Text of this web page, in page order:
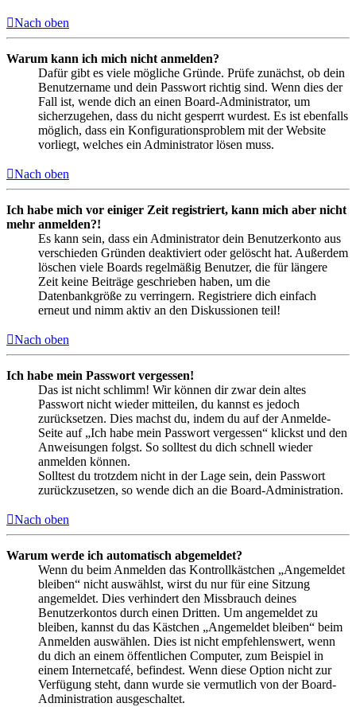
Nach oben
Warum kann ich mich nicht anmelden?
Dafür gibt es viele mögliche Gründe. Prüfe zunächst, ob dein
Benutzername und dein Passwort richtig sind. Wenn dies der
Fall ist, wende dich an einen Board-Administrator, um
sicherzugehen, dass du nicht gesperrt wurdest. Es ist ebenfalls
möglich, dass ein Konfigurationsproblem mit der Website
vorliegt, welches ein Administrator lösen muss.
Nach oben
Ich habe mich vor einiger Zeit registriert, kann mich aber nicht
mehr anmelden?!
Es kann sein, dass ein Administrator dein Benutzerkonto aus
verschieden Gründen deaktiviert oder gelöscht hat. Außerdem
löschen viele Boards regelmäßig Benutzer, die für längere
Zeit keine Beiträge geschrieben haben, um die
Datenbankgröße zu verringern. Registriere dich einfach
erneut und nimm aktiv an den Diskussionen teil!
Nach oben
Ich habe mein Passwort vergessen!
Das ist nicht schlimm! Wir können dir zwar dein altes
Passwort nicht wieder mitteilen, du kannst es jedoch
zurücksetzen. Dies machst du, indem du auf der Anmelde-
Seite auf „Ich habe mein Passwort vergessen“ klickst und den
Anweisungen folgst. So solltest du dich schnell wieder
anmelden können.
Solltest du trotzdem nicht in der Lage sein, dein Passwort
zurückzusetzen, so wende dich an die Board-Administration.
Nach oben
Warum werde ich automatisch abgemeldet?
Wenn du beim Anmelden das Kontrollkästchen „Angemeldet
bleiben“ nicht auswählst, wirst du nur für eine Sitzung
angemeldet. Dies verhindert den Missbrauch deines
Benutzerkontos durch einen Dritten. Um angemeldet zu
bleiben, kannst du das Kästchen „Angemeldet bleiben“ beim
Anmelden auswählen. Dies ist nicht empfehlenswert, wenn
du dich an einem öffentlichen Computer, zum Beispiel in
einem Internetcafé, befindest. Wenn diese Option nicht zur
Verfügung steht, dann wurde sie vermutlich von der Board-
Administration ausgeschaltet.